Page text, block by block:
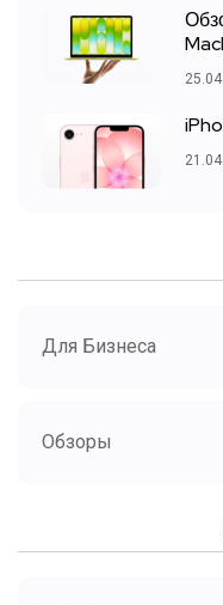
Для Бизнеса
Обзоры